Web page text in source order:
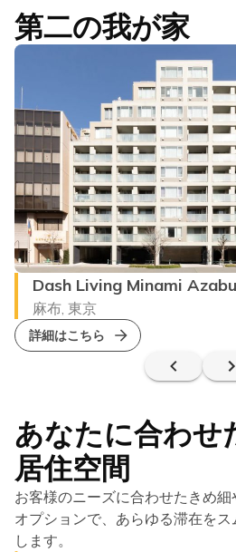
第二の我が家
Dash Living Minami Azabu
麻布, 東京
詳細はこちら
あなたに合わせ
居住空間
お客様のニーズに合わせたきめ
オプションで、あらゆる滞在を
します。